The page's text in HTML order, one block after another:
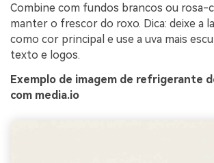
Combine com fundos brancos ou rosa-
manter o frescor do roxo. Dica: deixe a
como cor principal e use a uva mais
texto e logos.
Exemplo de imagem de refrigerante
com media.io